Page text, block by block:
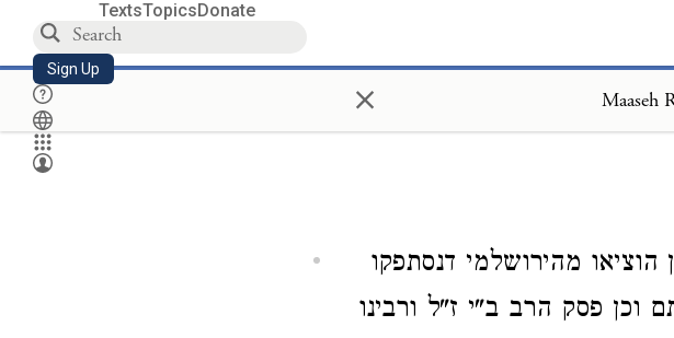
TextsTopicsDonate
Sign Up × Maaseh
הוציאו מהירושלמי דנסתפקו
וכן פסק הרב ב"י ז"ל ורבינו